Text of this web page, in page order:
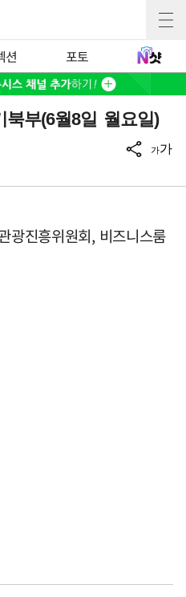
션 포토
부(6월8일 월요일)
가가
진흥위원회, 비즈니스룸